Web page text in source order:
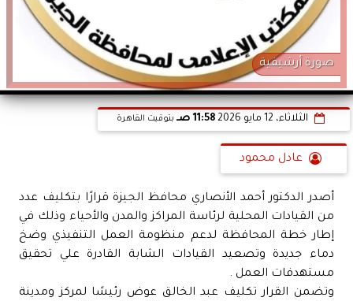
صورة أرشيفية
الثلاثاء، 12 مايو 2026 11:58 صـ بتوقيت القاهرة
عادل محمود
أصدر الدكتور أحمد الأنصاري محافظ الجيزة قرارًا بتكليف عدد
من القيادات المحلية لرئاسة المراكز والمدن والأحياء وذلك في
إطار خطة المحافظة لدعم منظومة العمل التنفيذي وضخ
دماء جديدة وتصعيد القيادات الشابة القادرة علي تحقيق
مستهدفات العمل .
وتضمن القرار تكليف عبد الخالق عوض رئيسًا لمركز ومدينة